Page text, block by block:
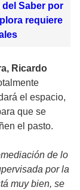
Saber por
requiere
Ricardo
el espacio,
que se
el pasto.
de lo
por la
muy bien, se